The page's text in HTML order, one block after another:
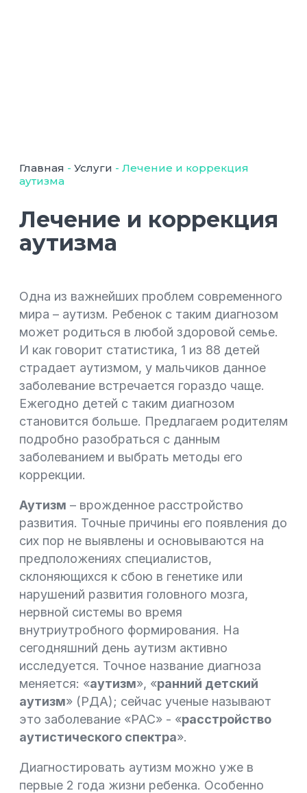
Главная - Услуги - Лечение и коррекция
аутизма
Лечение и коррекция
аутизма
Одна из важнейших проблем современного
мира – аутизм. Ребенок с таким диагнозом
может родиться в любой здоровой семье.
И как говорит статистика, 1 из 88 детей
страдает аутизмом, у мальчиков данное
заболевание встречается гораздо чаще.
Ежегодно детей с таким диагнозом
становится больше. Предлагаем родителям
подробно разобраться с данным
заболеванием и выбрать методы его
коррекции.
Аутизм – врожденное расстройство
развития. Точные причины его появления до
сих пор не выявлены и основываются на
предположениях специалистов,
склоняющихся к сбою в генетике или
нарушений развития головного мозга,
нервной системы во время
внутриутробного формирования. На
сегодняшний день аутизм активно
исследуется. Точное название диагноза
меняется: «аутизм», «ранний детский
аутизм» (РДА); сейчас ученые называют
это заболевание «РАС» - «расстройство
аутистического спектра».
Диагностировать аутизм можно уже в
первые 2 года жизни ребенка. Особенно